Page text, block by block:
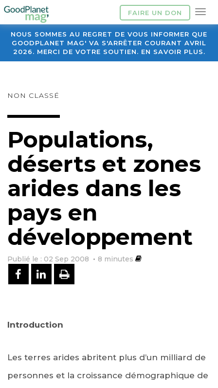
FAIRE UN DON
NOUS SOMMES AU REGRET DE VOUS INFORMER QUE
GOODPLANET MAG' VA S'ARRÊTER COURANT AVRIL
2026. MERCI DE VOTRE SOUTIEN. EN SAVOIR PLUS.
NON CLASSÉ
Populations,
déserts et zones
arides dans les
pays en
développement
Publié le : 02 Sep 2008 8 minutes
PARTAGER SUR FACEBOOK
PARTAGER SUR LINKEDIN
IMPRIMER
Introduction
Les terres arides abritent plus d’un milliard de
personnes et la croissance démographique de